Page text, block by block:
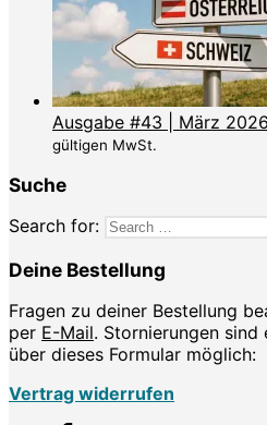
Ausgabe #43 | März 2026
gültigen MwSt.
Suche
Search for:
Deine Bestellung
Fragen zu deiner Bestellung
per E-Mail. Stornierungen
über dieses Formular möglich:
Vertrag widerrufen